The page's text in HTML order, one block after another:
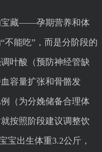
宝藏——孕期营养和体
不能吃”，而是分阶段的
叶酸（预防神经管缺
容量扩张和骨骼发
（为分娩储备合理体
按照阶段建议调整饮
宝出生体重3.2公斤，